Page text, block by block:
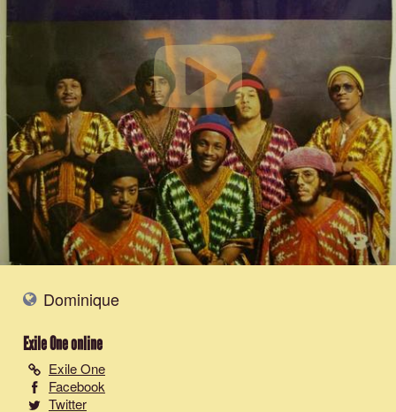
Dominique
Exile Oneonline
Exile One
Facebook
Twitter